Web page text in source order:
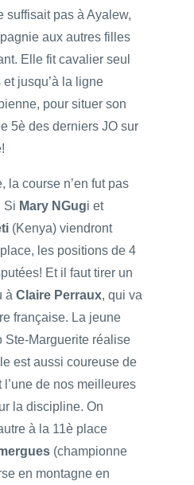
suffisait pas à Ayalew,
aux autres filles
Elle fit cavalier seul
et jusqu’à la ligne
pour situer son
5è des derniers JO sur
la course n’en fut pas
Si Mary NGugi et
(Kenya) viendront
les positions de 4
Et il faut tirer un
à Claire Perraux, qui va
française. La jeune
Ste-Marguerite réalise
est aussi coureuse de
de nos meilleures
la discipline. On
à la 11è place
(championne
en montagne en